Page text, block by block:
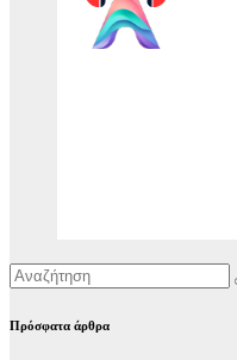
Πρόσφατα άρθρα